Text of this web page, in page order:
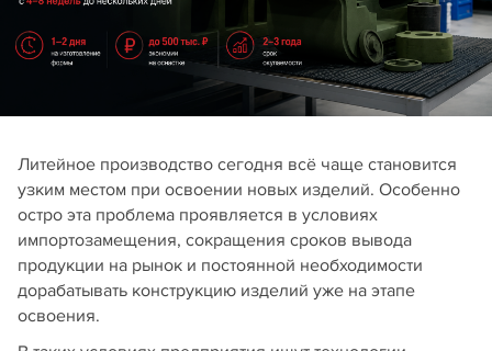
Литейное производство сегодня всё чаще становится
узким местом при освоении новых изделий. Особенно
остро эта проблема проявляется в условиях
импортозамещения, сокращения сроков вывода
продукции на рынок и постоянной необходимости
дорабатывать конструкцию изделий уже на этапе
освоения.